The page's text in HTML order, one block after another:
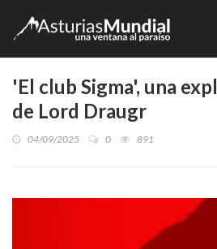
'El club Sigma', una
de Lord Draugr
04/09/2025 0 891